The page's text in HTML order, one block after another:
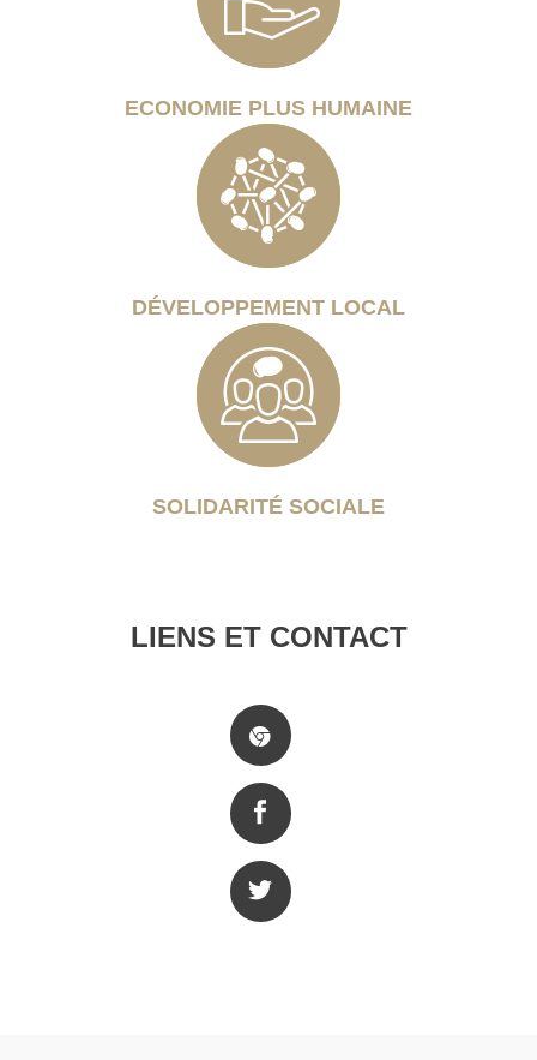
ECONOMIE PLUS HUMAINE
DÉVELOPPEMENT LOCAL
SOLIDARITÉ SOCIALE
LIENS ET CONTACT